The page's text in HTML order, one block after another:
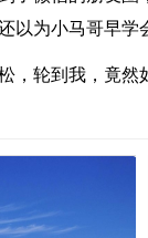
以为小马哥早
，轮到我，竟然